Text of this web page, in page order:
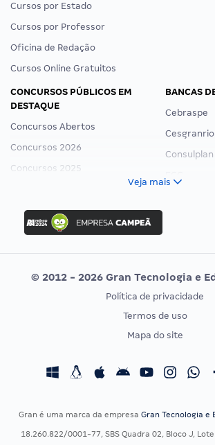
Cursos por Estado
Cursos por Professor
Oficina de Redação
Cursos Online Gratuitos
CONCURSOS PÚBLICOS EM
DESTAQUE
Concursos Abertos
Concursos 2026
Concursos 2025
Concurso Ibama
Concurso MPU
Editais publicados
BANCAS
Cebraspe
Cesgranrio
Consulplan
Vunesp
CONCURSOS POR PROFISSÃO
Concursos Fiscais
EXAME DE
Calendário
Veja mais
© 2012 - 2026 Gran Tecnologia e
Política de privacidade
Termos de uso
Mapa do site
Gran é uma marca da empresa Gran Tecnologia e
18.260.822/0001-77, SBS Quadra 02, Bloco J,